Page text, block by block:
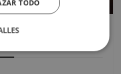
eléctrica y para qué
TODO